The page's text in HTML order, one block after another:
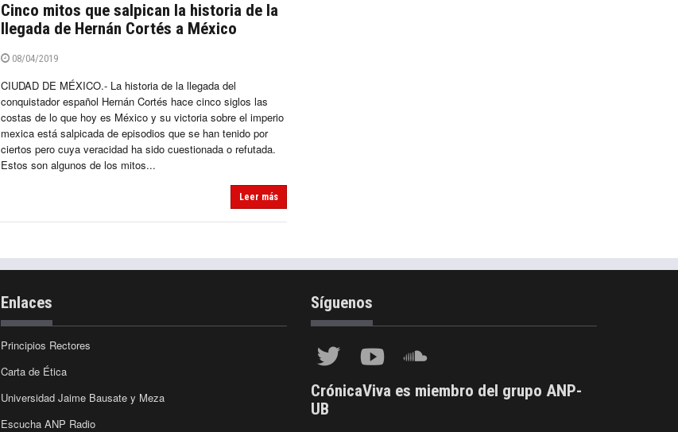
Cinco mitos que salpican la historia de la
llegada de Hernán Cortés a México
08/04/2019
CIUDAD DE MÉXICO.- La historia de la llegada del
conquistador español Hernán Cortés hace cinco siglos las
costas de lo que hoy es México y su victoria sobre el imperio
mexica está salpicada de episodios que se han tenido por
ciertos pero cuya veracidad ha sido cuestionada o refutada.
Estos son algunos de los mitos...
Leer más
Enlaces
Principios Rectores
Carta de Ética
Universidad Jaime Bausate y Meza
Escucha ANP Radio
Síguenos
CrónicaViva es miembro del grupo ANP-
UB